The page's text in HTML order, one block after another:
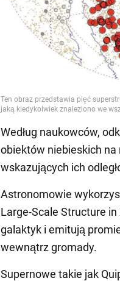
Według naukowców,
obiektów niebieskich na
wskazujących ich
Astronomowie
Large-Scale Structure
galaktyk i emitują
wewnątrz gromady.
Supernowe takie jak